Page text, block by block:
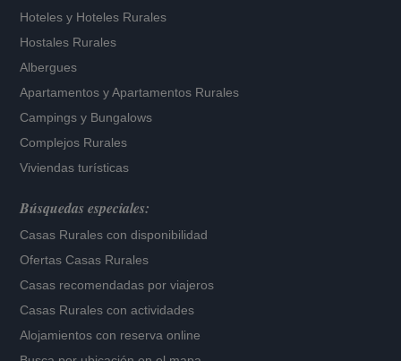
Hoteles y Hoteles Rurales
Hostales Rurales
Albergues
Apartamentos yApartamentos Rurales
Campings y Bungalows
Complejos Rurales
Viviendas turísticas
Búsquedas especiales:
Casas Rurales con disponibilidad
Ofertas Casas Rurales
Casas recomendadas por viajeros
Casas Rurales con actividades
Alojamientos con reserva online